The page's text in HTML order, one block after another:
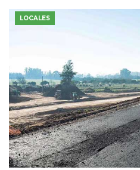
LOCALES